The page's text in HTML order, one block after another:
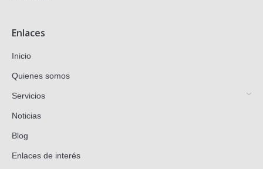
Enlaces
Inicio
Quienes somos
Servicios
Noticias
Blog
Enlaces de interés